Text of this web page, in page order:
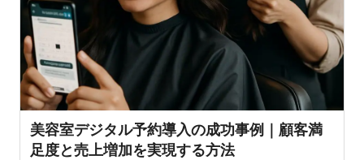
美容室デジタル予約導入の成功事例｜顧客満
足度と売上増加を実現する方法